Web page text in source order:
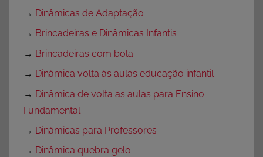
→ Dinâmicas de Adaptação
→ Brincadeiras e Dinâmicas Infantis
→ Brincadeiras com bola
→ Dinâmica volta às aulas educação infantil
→ Dinâmica de volta as aulas para Ensino
Fundamental
→ Dinâmicas para Professores
→ Dinâmica quebra gelo